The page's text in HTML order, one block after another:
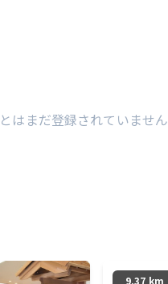
はまだ登録されていません
9.37 km